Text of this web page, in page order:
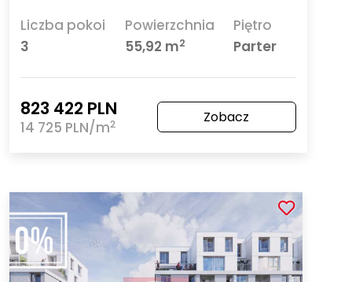
Liczba pokoi
3
Powierzchnia
55,92 m2
Piętro
Parter
823 422 PLN
14 725 PLN/m2 Zobacz